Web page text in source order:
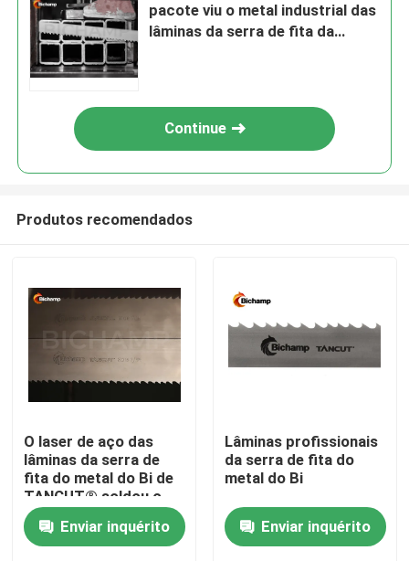
Produtos
Sobre nós
pacote viu o metal industrial das
lâminas da serra de fita da
Continue
Produtos recomendados
O laser de aço das
lâminas da serra de
fita do metal do Bi de
TANCUT® soldou o
corte UKAS
Enviar inquérito
Lâminas profissionais
da serra de fita do
metal do Bi
Enviar inquérito